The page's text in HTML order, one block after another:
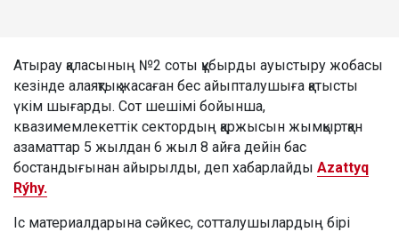
Атырау қаласының №2 соты құбырды ауыстыру жобасы
кезінде алаяқтық жасаған бес айыпталушыға қатысты
үкім шығарды. Сот шешімі бойынша,
квазимемлекеттік сектордың қаржысын жымқыртқан
азаматтар 5 жылдан 6 жыл 8 айға дейін бас
бостандығынан айырылды, деп хабарлайды Azattyq
Rýhy.
Іс материалдарына сәйкес, сотталушылардың бірі